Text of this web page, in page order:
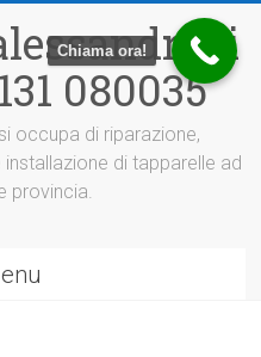
080035
occupa di riparazione,
di tapparelle ad
provincia.
Chiama ora!